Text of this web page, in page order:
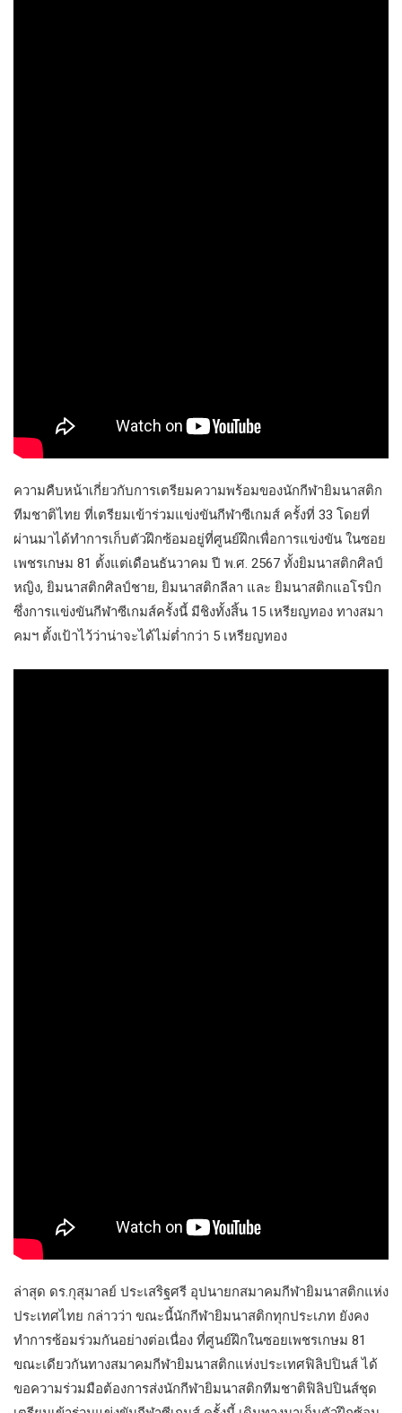
ความคืบหน้าเกี่ยวกับการเตรียมความพร้อมของนักกีฬายิมนาสติก
ทีมชาติไทย ที่เตรียมเข้าร่วมแข่งขันกีฬาซีเกมส์ ครั้งที่ 33 โดยที่
ผ่านมาได้ทำการเก็บตัวฝึกซ้อมอยู่ที่ศูนย์ฝึกเพื่อการแข่งขัน ในซอย
เพชรเกษม 81 ตั้งแต่เดือนธันวาคม ปี พ.ศ. 2567 ทั้งยิมนาสติกศิลป์
หญิง, ยิมนาสติกศิลป์ชาย, ยิมนาสติกลีลา และ ยิมนาสติกแอโรบิก
ซึ่งการแข่งขันกีฬาซีเกมส์ครั้งนี้ มีชิงทั้งสิ้น 15 เหรียญทอง ทางสมา
คมฯ ตั้งเป้าไว้ว่าน่าจะได้ไม่ต่ำกว่า 5 เหรียญทอง
ล่าสุด ดร.กุสุมาลย์ ประเสริฐศรี อุปนายกสมาคมกีฬายิมนาสติกแห่ง
ประเทศไทย กล่าวว่า ขณะนี้นักกีฬายิมนาสติกทุกประเภท ยังคง
ทำการซ้อมร่วมกันอย่างต่อเนื่อง ที่ศูนย์ฝึกในซอยเพชรเกษม 81
ขณะเดียวกันทางสมาคมกีฬายิมนาสติกแห่งประเทศฟิลิปปินส์ ได้
ขอความร่วมมือต้องการส่งนักกีฬายิมนาสติกทีมชาติฟิลิปปินส์ชุด